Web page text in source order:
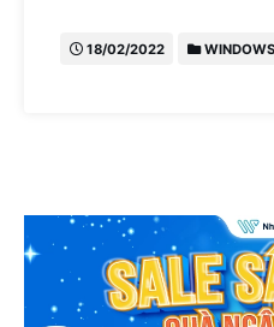
18/02/2022 WINDOWS